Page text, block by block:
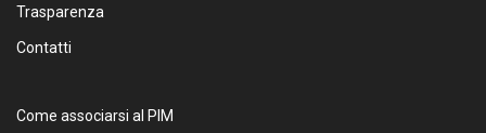
Trasparenza
Contatti
Come associarsi al PIM